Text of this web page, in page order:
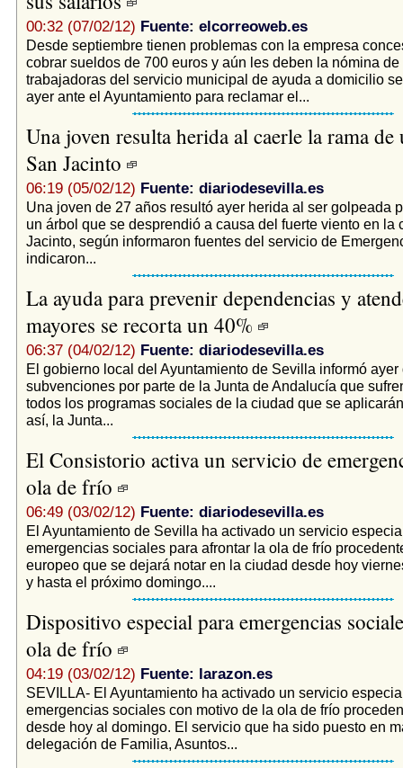
00:32 (07/02/12) Fuente: elcorreoweb.es
Desde septiembre tienen problemas con la empresa
cobrar sueldos de 700 euros y aún les deben la nómina de
trabajadoras del servicio municipal de ayuda a domicilio
ayer ante el Ayuntamiento para reclamar el...
Una joven resulta herida al caerle la rama
San Jacinto
06:19 (05/02/12) Fuente: diariodesevilla.es
Una joven de 27 años resultó ayer herida al ser golpeada
un árbol que se desprendió a causa del fuerte viento en la
Jacinto, según informaron fuentes del servicio de
indicaron...
La ayuda para prevenir dependencias y
mayores se recorta un 40%
06:37 (04/02/12) Fuente: diariodesevilla.es
El gobierno local del Ayuntamiento de Sevilla informó ayer
subvenciones por parte de la Junta de Andalucía que
todos los programas sociales de la ciudad que se
así, la Junta...
El Consistorio activa un servicio de
ola de frío
06:49 (03/02/12) Fuente: diariodesevilla.es
El Ayuntamiento de Sevilla ha activado un servicio
emergencias sociales para afrontar la ola de frío
europeo que se dejará notar en la ciudad desde hoy
y hasta el próximo domingo....
Dispositivo especial para emergencias
ola de frío
04:19 (03/02/12) Fuente: larazon.es
SEVILLA- El Ayuntamiento ha activado un servicio
emergencias sociales con motivo de la ola de frío
desde hoy al domingo. El servicio que ha sido puesto en
delegación de Familia, Asuntos...